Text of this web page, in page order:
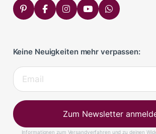
Keine Neuigkeiten mehr verpassen:
Zum Newsletter
Informationen zum Versandverfahren und zu deinen